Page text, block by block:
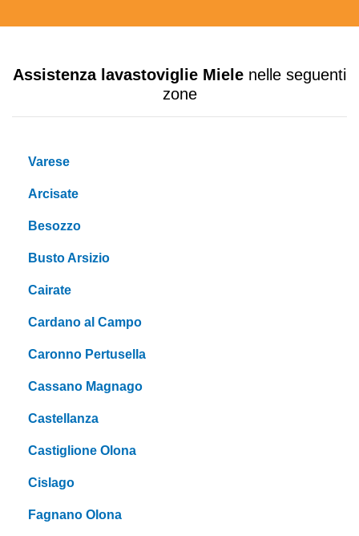
Assistenza lavastoviglie Miele nelle seguenti
zone
Varese
Arcisate
Besozzo
Busto Arsizio
Cairate
Cardano al Campo
Caronno Pertusella
Cassano Magnago
Castellanza
Castiglione Olona
Cislago
Fagnano Olona